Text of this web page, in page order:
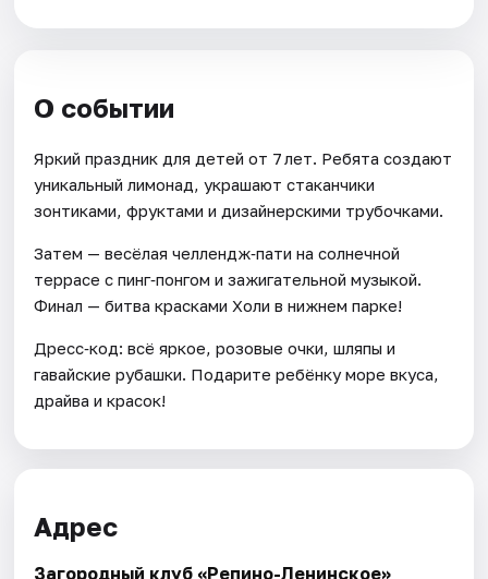
О событии
Яркий праздник для детей от 7 лет. Ребята создают
уникальный лимонад, украшают стаканчики
зонтиками, фруктами и дизайнерскими трубочками.
Затем — весёлая челлендж‑пати на солнечной
террасе с пинг‑понгом и зажигательной музыкой.
Финал — битва красками Холи в нижнем парке!
Дресс‑код: всё яркое, розовые очки, шляпы и
гавайские рубашки. Подарите ребёнку море вкуса,
драйва и красок!
Адрес
Загородный клуб «Репино-Ленинское»